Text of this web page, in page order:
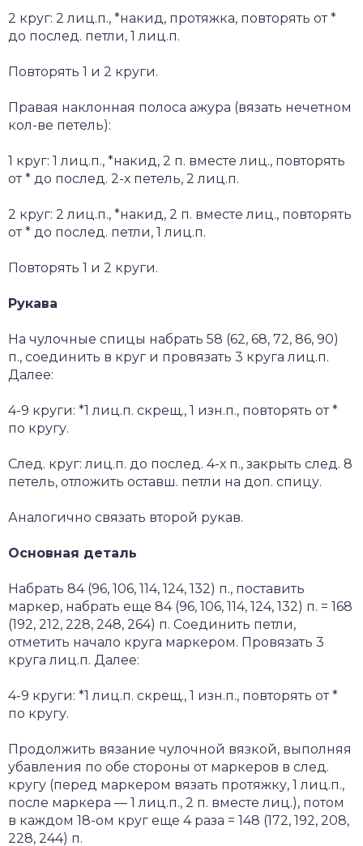
2 круг: 2 лиц.п., *накид, протяжка, повторять от *
до послед. петли, 1 лиц.п.
Повторять 1 и 2 круги.
Правая наклонная полоса ажура (вязать нечетном
кол-ве петель):
1 круг: 1 лиц.п., *накид, 2 п. вместе лиц., повторять
от * до послед. 2-х петель, 2 лиц.п.
2 круг: 2 лиц.п., *накид, 2 п. вместе лиц., повторять
от * до послед. петли, 1 лиц.п.
Повторять 1 и 2 круги.
Рукава
На чулочные спицы набрать 58 (62, 68, 72, 86, 90)
п., соединить в круг и провязать 3 круга лиц.п.
Далее:
4-9 круги: *1 лиц.п. скрещ., 1 изн.п., повторять от *
по кругу.
След. круг: лиц.п. до послед. 4-х п., закрыть след. 8
петель, отложить оставш. петли на доп. спицу.
Аналогично связать второй рукав.
Основная деталь
Набрать 84 (96, 106, 114, 124, 132) п., поставить
маркер, набрать еще 84 (96, 106, 114, 124, 132) п. = 168
(192, 212, 228, 248, 264) п. Соединить петли,
отметить начало круга маркером. Провязать 3
круга лиц.п. Далее:
4-9 круги: *1 лиц.п. скрещ., 1 изн.п., повторять от *
по кругу.
Продолжить вязание чулочной вязкой, выполняя
убавления по обе стороны от маркеров в след.
кругу (перед маркером вязать протяжку, 1 лиц.п.,
после маркера — 1 лиц.п., 2 п. вместе лиц.), потом
в каждом 18-ом круг еще 4 раза = 148 (172, 192, 208,
228, 244) п.